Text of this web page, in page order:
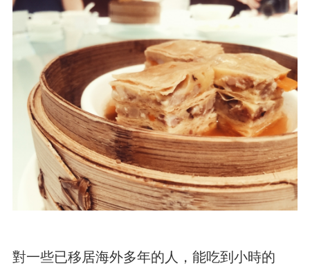
對一些已移居海外多年的人，能吃到小時的